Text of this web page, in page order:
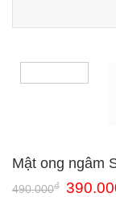
Mật ong ngâm
490.000₫